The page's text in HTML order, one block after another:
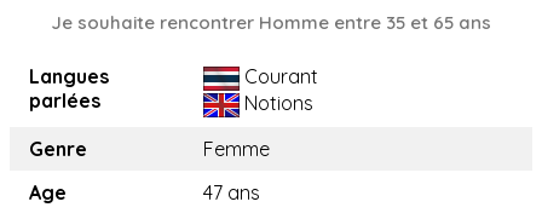
Je souhaite rencontrer Homme entre 35 et 65 ans
Langues
parlées
Courant
Notions
Genre
Femme
Age
47 ans